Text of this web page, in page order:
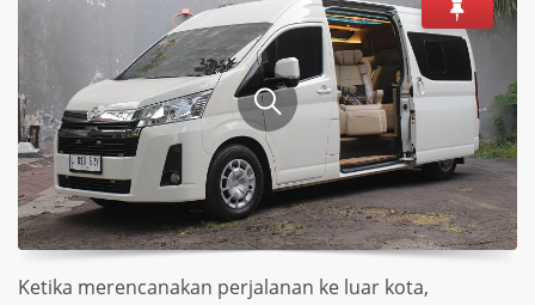
Ketika merencanakan perjalanan ke luar kota,